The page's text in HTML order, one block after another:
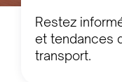
Restez
et tendances
transport.